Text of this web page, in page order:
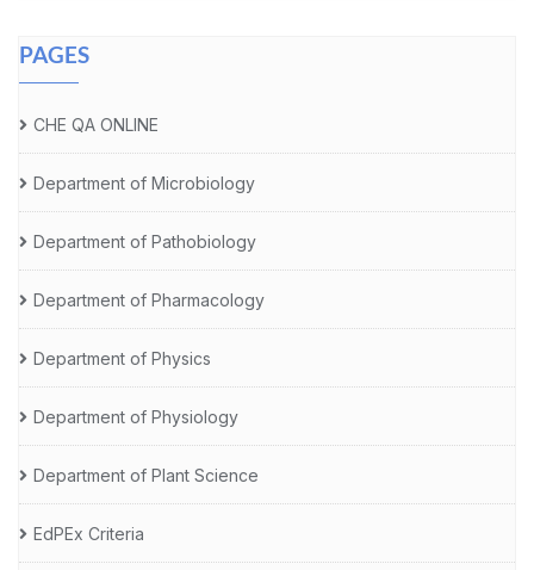
PAGES
CHE QA ONLINE
Department of Microbiology
Department of Pathobiology
Department of Pharmacology
Department of Physics
Department of Physiology
Department of Plant Science
EdPEx Criteria